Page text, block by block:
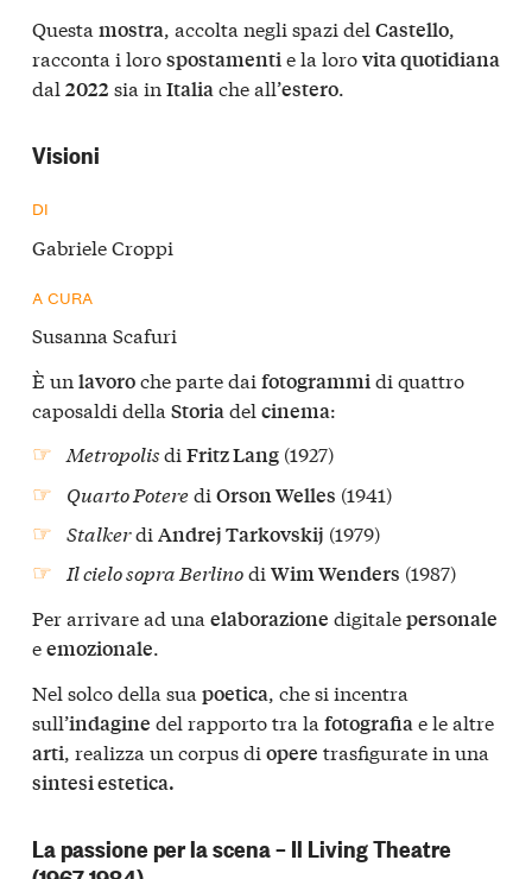
Questa mostra, accolta negli spazi del Castello,
racconta i lorospostamentie la lorovita quotidiana
dal 2022 sia in Italiache all’estero.
Visioni
DI
Gabriele Croppi
A CURA
Susanna Scafuri
È un lavoroche parte dai fotogrammidi quattro
caposaldi della Storiadel cinema:
MetropolisdiFritz Lang (1927)
Quarto PoterediOrson Welles (1941)
StalkerdiAndrej Tarkovskij (1979)
Il cielo sopra BerlinodiWim Wenders (1987)
Per arrivare ad una elaborazione digitalepersonale
eemozionale.
Nel solco della sua poetica , che si incentra
sull’indagine del rapporto tra la fotografia e le altre
arti , realizza un corpus di opere trasfigurate in una
sintesi estetica.
La passione per la scena – Il Living Theatre